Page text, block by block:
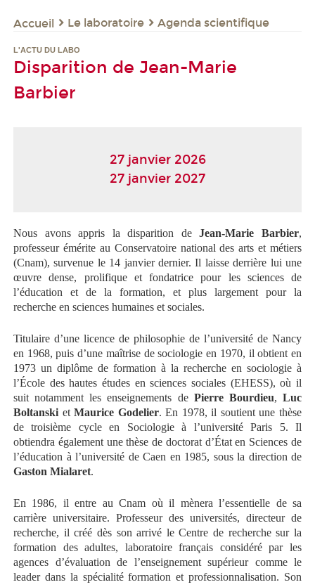
Accueil Le laboratoire Agenda scientifique
L'ACTU DU LABO
Disparition de Jean-Marie
Barbier
27 janvier 2026
27 janvier 2027
Nous avons appris la disparition deJean-Marie Barbier,
professeur émérite au Conservatoire national des arts et métiers
(Cnam), survenue le 14 janvier dernier. Il laisse derrière lui une
œuvre dense, prolifique et fondatrice pour les sciences de
l’éducation et de la formation, et plus largement pour la
recherche en sciences humaines et sociales.
Titulaire d’une licence de philosophie de l’université de Nancy
en 1968, puis d’une maîtrise de sociologie en 1970, il obtient en
1973 un diplôme de formation à la recherche en sociologie à
l’École des hautes études en sciences sociales (EHESS), où il
suit notamment les enseignements de Pierre Bourdieu,Luc
Boltanski etMaurice Godelier. En 1978, il soutient une thèse
de troisième cycle en Sociologie à l’université Paris 5. Il
obtiendra également une thèse de doctorat d’État en Sciences de
l’éducation à l’université de Caen en 1985, sous la direction de
Gaston Mialaret.
En 1986, il entre au Cnam où il mènera l’essentielle de sa
carrière universitaire. Professeur des universités, directeur de
recherche, il créé dès son arrivé le Centre de recherche sur la
formation des adultes, laboratoire français considéré par les
agences d’évaluation de l’enseignement supérieur comme le
leader dans la spécialité formation et professionnalisation. Son